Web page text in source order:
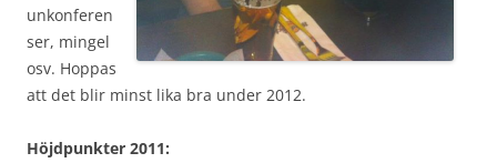
unkonferen
ser, mingel
osv. Hoppas
att det blir minst lika bra under 2012.
Höjdpunkter 2011: